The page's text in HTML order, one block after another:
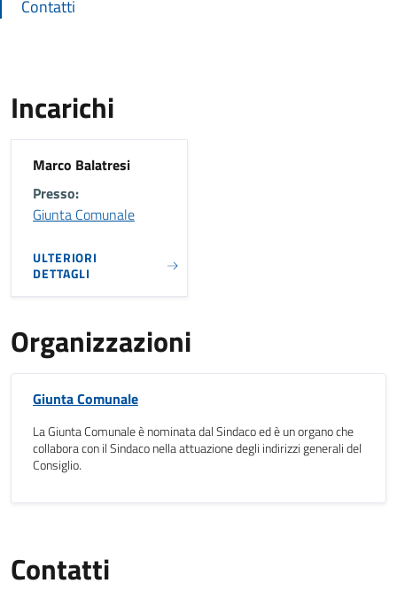
Contatti
Incarichi
Marco Balatresi
Presso:
Giunta Comunale
ULTERIORI
DETTAGLI
Organizzazioni
Giunta Comunale
La Giunta Comunale è nominata dal Sindaco ed è un organo che
collabora con il Sindaco nella attuazione degli indirizzi generali del
Consiglio.
Contatti